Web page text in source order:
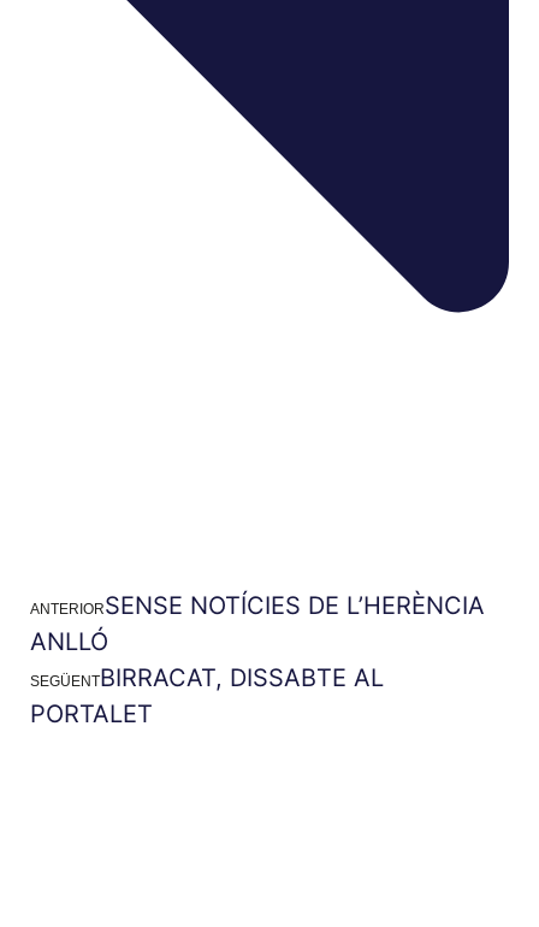
ANTERIORSENSE NOTÍCIES DE L’HERÈNCIA
ANLLÓ
SEGÜENTBIRRACAT, DISSABTE AL
PORTALET